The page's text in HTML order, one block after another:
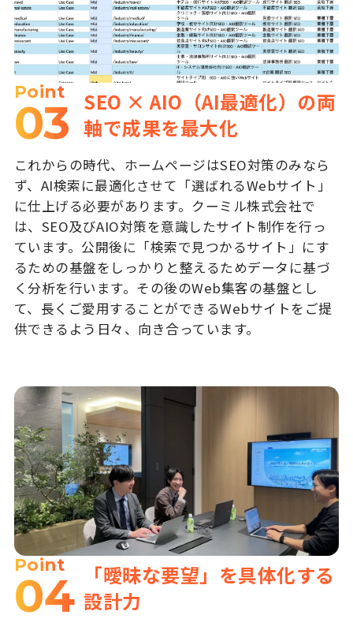
Point
03 SEO × AIO（AI最適化）の両
軸で成果を最大化
これからの時代、ホームページはSEO対策のみなら
ず、AI検索に最適化させて「選ばれるWebサイト」
に仕上げる必要があります。クーミル株式会社で
は、SEO及びAIO対策を意識したサイト制作を行っ
ています。公開後に「検索で見つかるサイト」にす
るための基盤をしっかりと整えるためデータに基づ
く分析を行います。その後のWeb集客の基盤とし
て、長くご愛用することができるWebサイトをご提
供できるよう日々、向き合っています。
Point
04
「曖昧な要望」を具体化する
設計力